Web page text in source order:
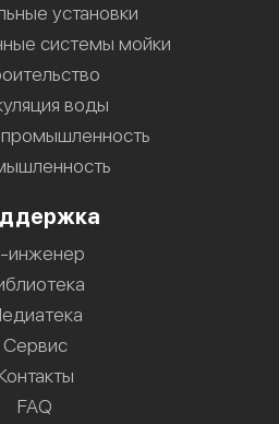
установки
системы мойки
воды
инженер
Сервис
FAQ